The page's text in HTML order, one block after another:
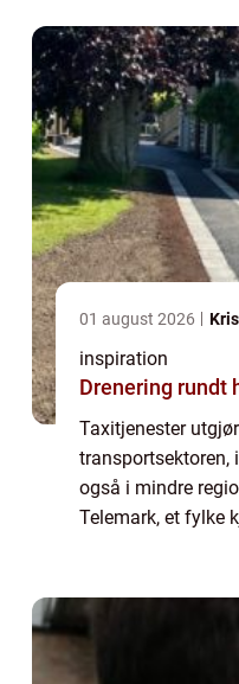
01 august 2026
inspiration
Drenering rundt
Taxitjenester
transportsektoren,
også i mindre
Telemark, et fylke